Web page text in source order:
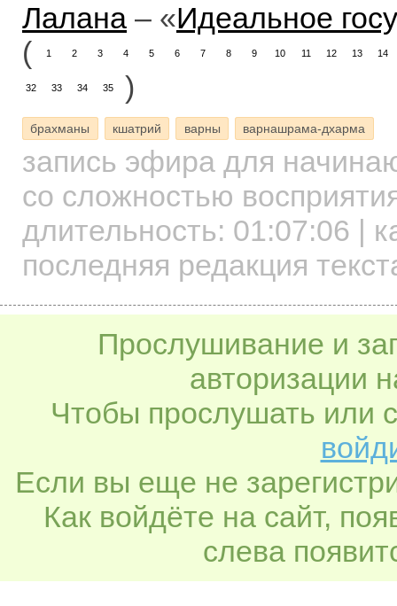
Лалана – «Идеальное
(
1 2 3 4 5 6 7 8 9 10 11 12 13 14
32 33 34 35 )
брахманы кшатрий варны варнашрама-дхарма
запись эфира для
со сложностью
длительность: 01:07:06 |
последняя редакция
Прослушивание и
авторизации
Чтобы прослушать или
Если вы еще не
Как войдёте на сайт,
слева